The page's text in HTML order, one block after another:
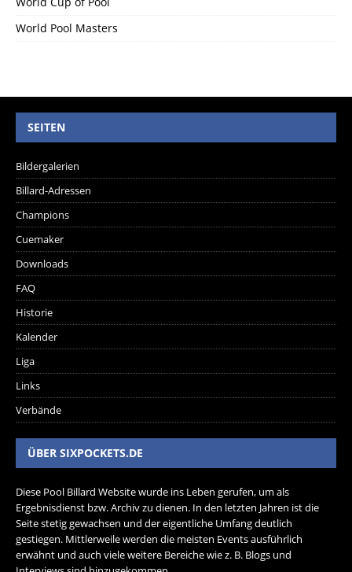
World Pool Masters
SEITEN
Bildergalerien
Billard-Adressen
Champions
Cuemaker
Downloads
FAQ
Historie
Kalender
Liga
Links
Verbände
ÜBER SIXPOCKETS.DE
Diese Pool Billard Website wurde ins Leben gerufen, um als
Ergebnisdienst bzw. Archiv zu dienen. In den letzten Jahren ist die
Seite stetig gewachsen und der eigentliche Umfang deutlich
gestiegen. Mittlerweile werden die meisten Events ausführlich
erwähnt und auch viele weitere Bereiche wie z. B. Blogs und